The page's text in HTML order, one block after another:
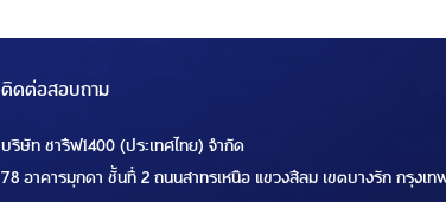
ติดต่อสอบถาม
บริษัท ชารีฟ1400 (ประเทศไทย) จำกัด
78 อาคารมุกดา ชั้นที่ 2 ถนนสาทรเหนือ แขวงสีลม เขตบางรัก กรุงเ